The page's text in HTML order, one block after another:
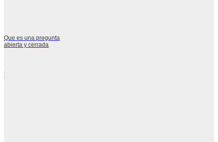
Que es una pregunta
abierta y cerrada